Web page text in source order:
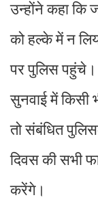
उन्होंने कहा कि
को हल्के में न
पर पुलिस पहुंचे।
सुनवाई में किसी
तो संबंधित
दिवस की सभी
करेंगे।